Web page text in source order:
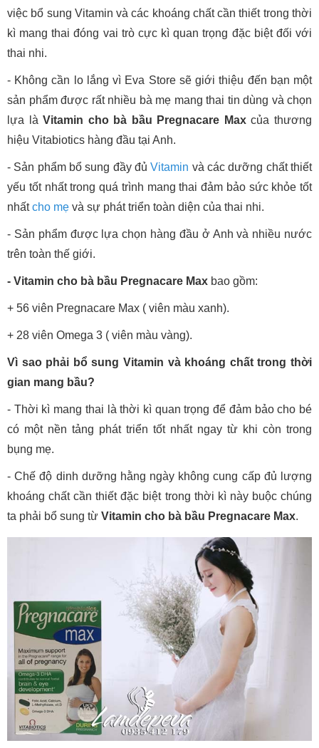
việc bổ sung Vitamin và các khoáng chất cần thiết trong thời
kì mang thai đóng vai trò cực kì quan trọng đặc biệt đối với
thai nhi.
- Không cần lo lắng vì Eva Store sẽ giới thiệu đến bạn một
sản phẩm được rất nhiều bà mẹ mang thai tin dùng và chọn
lựa làVitamin cho bà bầu Pregnacare Maxcủa thương
hiệu Vitabiotics hàng đầu tại Anh.
- Sản phẩm bổ sung đầy đủ Vitamin và các dưỡng chất thiết
yếu tốt nhất trong quá trình mang thai đảm bảo sức khỏe tốt
nhấtcho mẹ và sự phát triển toàn diện của thai nhi.
- Sản phẩm được lựa chọn hàng đầu ở Anh và nhiều nước
trên toàn thế giới.
- Vitamin cho bà bầu Pregnacare Max bao gồm:
+ 56 viên Pregnacare Max ( viên màu xanh).
+ 28 viên Omega 3 ( viên màu vàng).
Vì sao phải bổ sung Vitamin và khoáng chất trong thời
gian mang bầu?
- Thời kì mang thai là thời kì quan trọng để đảm bảo cho bé
có một nền tảng phát triển tốt nhất ngay từ khi còn trong
bụng mẹ.
- Chế độ dinh dưỡng hằng ngày không cung cấp đủ lượng
khoáng chất cần thiết đặc biệt trong thời kì này buộc chúng
ta phải bổ sung từ Vitamin cho bà bầu Pregnacare Max.